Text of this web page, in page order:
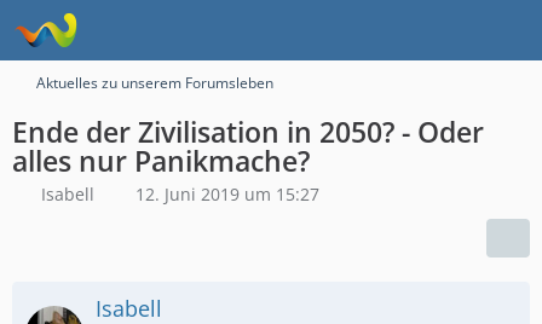
Aktuelles zu unserem Forumsleben
Ende der Zivilisation in 2050? - Oder
alles nur Panikmache?
Isabell 12. Juni 2019 um 15:27
Isabell